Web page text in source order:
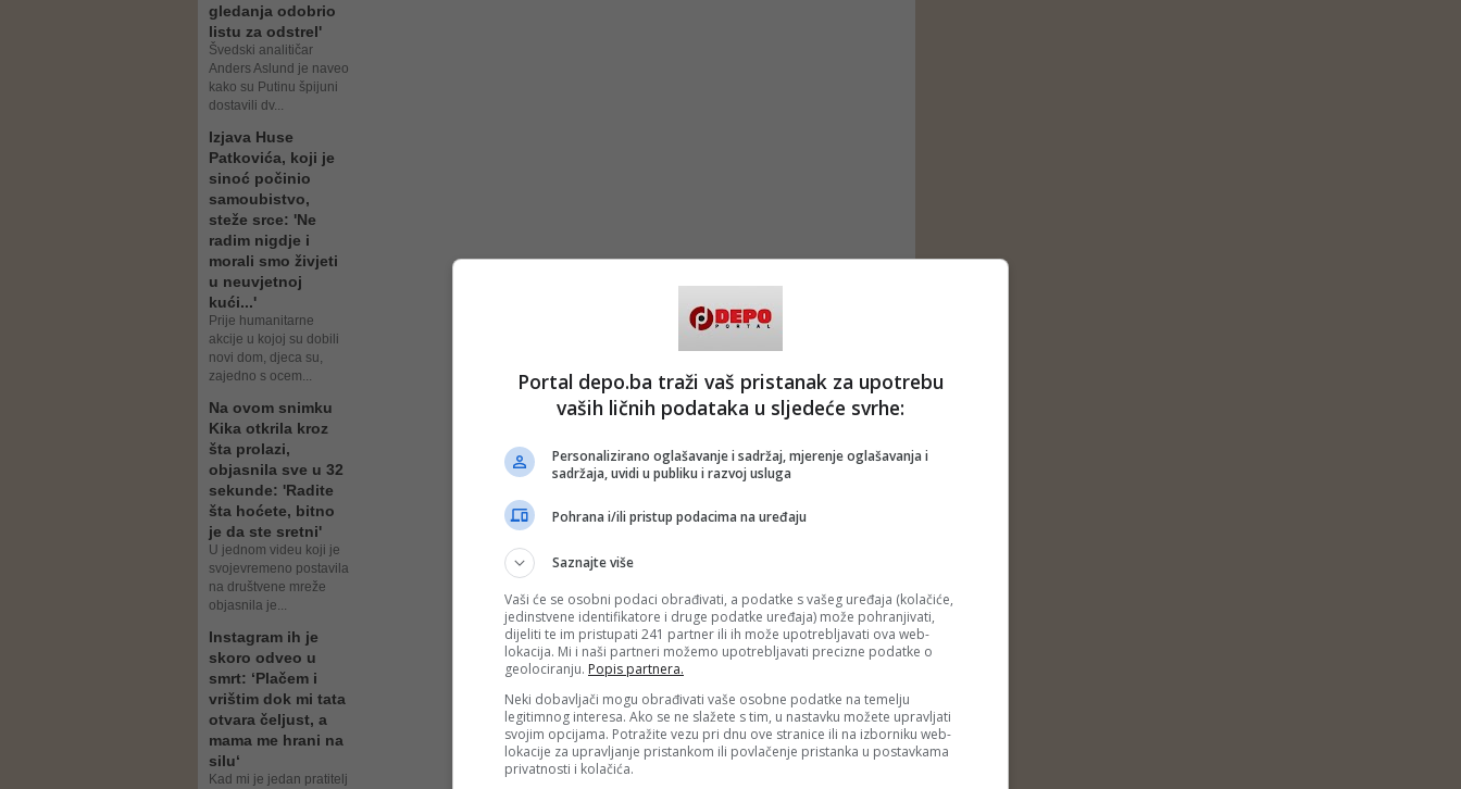
gledanja odobrio
listu za odstrel'
Švedski analitičar
Anders Aslund je naveo
kako su Putinu špijuni
dostavili dv...
Izjava Huse
Patkovića, koji je
sinoć počinio
samoubistvo,
steže srce: 'Ne
radim nigdje i
morali smo živjeti
u neuvjetnoj
kući...'
Prije humanitarne
akcije u kojoj su dobili
novi dom, djeca su,
zajedno s ocem...
Na ovom snimku
Kika otkrila kroz
šta prolazi,
objasnila sve u 32
sekunde: 'Radite
šta hoćete, bitno
je da ste sretni'
U jednom videu koji je
svojevremeno postavila
na društvene mreže
objasnila je...
Instagram ih je
skoro odveo u
smrt: ‘Plačem i
vrištim dok mi tata
otvara čeljust, a
mama me hrani na
silu‘
Kad mi je jedan pratitelj
Portal depo.ba traži vaš pristanak za upotrebu
vaših ličnih podataka u sljedeće svrhe:
Personalizirano oglašavanje i sadržaj, mjerenje oglašavanja i
sadržaja, uvidi u publiku i razvoj usluga
Pohrana i/ili pristup podacima na uređaju
Saznajte više
Vaši će se osobni podaci obrađivati, a podatke s vašeg uređaja (kolačiće,
jedinstvene identifikatore i druge podatke uređaja) može pohranjivati,
dijeliti te im pristupati 241 partner ili ih može upotrebljavati ova web-
lokacija. Mi i naši partneri možemo upotrebljavati precizne podatke o
geolociranju. Popis partnera.
Neki dobavljači mogu obrađivati vaše osobne podatke na temelju
legitimnog interesa. Ako se ne slažete s tim, u nastavku možete upravljati
svojim opcijama. Potražite vezu pri dnu ove stranice ili na izborniku web-
lokacije za upravljanje pristankom ili povlačenje pristanka u postavkama
privatnosti i kolačića.